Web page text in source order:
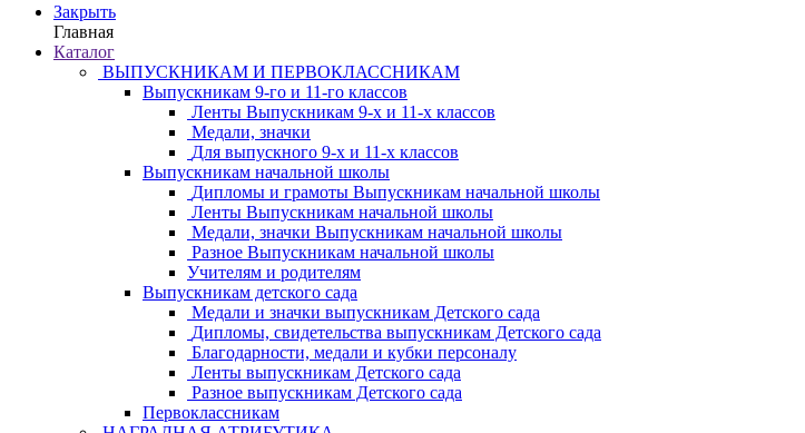
Закрыть
Главная
Каталог
ВЫПУСКНИКАМ И ПЕРВОКЛАССНИКАМ
Выпускникам 9-го и 11-го классов
Ленты Выпускникам 9-х и 11-х классов
Медали, значки
Для выпускного 9-х и 11-х классов
Выпускникам начальной школы
Дипломы и грамоты Выпускникам начальной школы
Ленты Выпускникам начальной школы
Медали, значки Выпускникам начальной школы
Разное Выпускникам начальной школы
Учителям и родителям
Выпускникам детского сада
Медали и значки выпускникам Детского сада
Дипломы, свидетельства выпускникам Детского сада
Благодарности, медали и кубки персоналу
Ленты выпускникам Детского сада
Разное выпускникам Детского сада
Первоклассникам